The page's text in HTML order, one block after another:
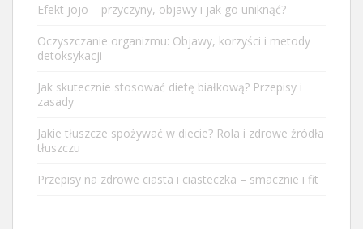
Efekt jojo – przyczyny, objawy i jak go uniknąć?
Oczyszczanie organizmu: Objawy, korzyści i metody
detoksykacji
Jak skutecznie stosować dietę białkową? Przepisy i
zasady
Jakie tłuszcze spożywać w diecie? Rola i zdrowe źródła
tłuszczu
Przepisy na zdrowe ciasta i ciasteczka – smacznie i fit